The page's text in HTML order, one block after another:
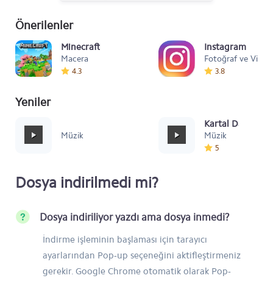
Önerilenler
Minecraft
Macera
4.3
Instagram
Fotoğraf ve Video
3.8
Yeniler
Müzik
Kartal Dansı
Müzik
5
Dosya indirilmedi mi?
Dosya indiriliyor yazdı ama dosya inmedi?
İndirme işleminin başlaması için tarayıcı
ayarlarından Pop-up seçeneğini aktifleştirmeniz
gerekir. Google Chrome otomatik olarak Pop-